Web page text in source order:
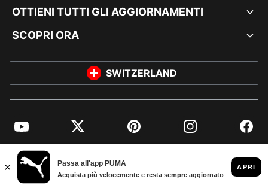
OTTIENI TUTTI GLI AGGIORNAMENTI
SCOPRI ORA
SWITZERLAND
YouTube Twitter Pinterest Instagram
© PUMA EUROPE GMBH, 2026. TUTTI I DIRITTI RISERVATI
DATI AZIENDALI E LEGALI